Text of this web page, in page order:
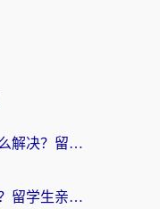
手机海外地区看视频限制怎么解决？留学生亲测有效的回国加速器指南
国外如何听网易云音乐歌曲？留学生亲测有效的回国加速方案